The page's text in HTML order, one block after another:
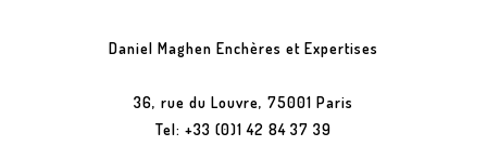
Daniel Maghen Enchères et Expertises
36, rue du Louvre, 75001 Paris
Tel: +33 (0)1 42 84 37 39